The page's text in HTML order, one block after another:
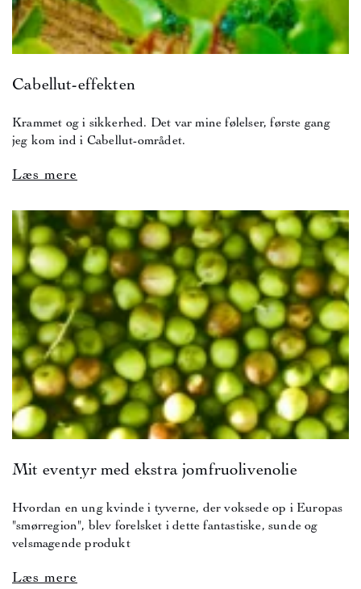
Cabellut-effekten
Krammet og i sikkerhed. Det var mine følelser, første gang
jeg kom ind i Cabellut-området.
Læs mere
Mit eventyr med ekstra jomfruolivenolie
Hvordan en ung kvinde i tyverne, der voksede op i Europas
"smørregion", blev forelsket i dette fantastiske, sunde og
velsmagende produkt
Læs mere